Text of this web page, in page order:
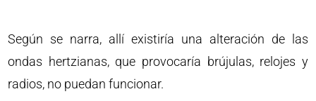
Según se narra, allí existiría una alteración de las
ondas hertzianas, que provocaría brújulas, relojes y
radios, no puedan funcionar.